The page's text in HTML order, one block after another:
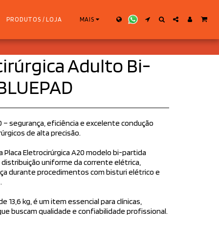
PRODUTOS / LOJA MAIS
Adulto Bi-
– segurança, eficiência e excelente condução
de alta precisão.
Placa Eletrocirúrgica A20 modelo bi-partida
uniforme da corrente elétrica,
durante procedimentos com bisturi elétrico e
13,6 kg, é um item essencial para clínicas,
buscam qualidade e confiabilidade profissional.